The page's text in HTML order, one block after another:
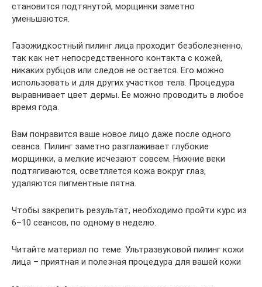
становится подтянутой, морщинки заметно
уменьшаются.
Газожидкостный пилинг лица проходит безболезненно,
так как нет непосредственного контакта с кожей,
никаких рубцов или следов не остается. Его можно
использовать и для других участков тела. Процедура
выравнивает цвет дермы. Ее можно проводить в любое
время года.
Вам понравится ваше новое лицо даже после одного
сеанса. Пилинг заметно разглаживает глубокие
морщинки, а мелкие исчезают совсем. Нижние веки
подтягиваются, осветляется кожа вокруг глаз,
удаляются пигментные пятна.
Чтобы закрепить результат, необходимо пройти курс из
6–10 сеансов, по одному в неделю.
Читайте материал по теме: Ультразвуковой пилинг кожи
лица – приятная и полезная процедура для вашей кожи